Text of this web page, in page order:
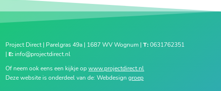
Project Direct | Parelgras 49a | 1687 WV Wognum |T:0631762351
| E: info@projectdirect.nl
Of neem ook eens een kijkje opwww.projectdirect.nl
Deze website is onderdeel van de: Webdesigngroep